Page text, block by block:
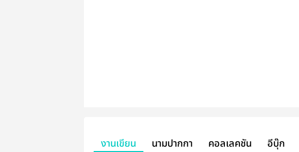
งานเขียน นามปากกา คอลเลคชัน อีบุ๊ก